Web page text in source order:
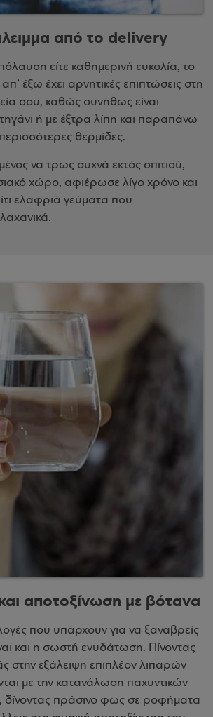
από το delivery
είτε καθημερινή ευκολία, το
έξω έχει αρνητικές επιπτώσεις στη
σου, καθώς συνήθως είναι
ή με έξτρα λίπη και παραπάνω
θερμίδες.
να τρως συχνά εκτός σπιτιού,
χώρο, αφιέρωσε λίγο χρόνο και
ελαφριά γεύματα που
αποτοξίνωση με βότανα
που υπάρχουν για να ξαναβρείς
και η σωστή ενυδάτωση. Πίνοντας
στην εξάλειψη επιπλέον λιπαρών
με την κατανάλωση παχυντικών
δίνοντας πράσινο φως σε ροφήματα